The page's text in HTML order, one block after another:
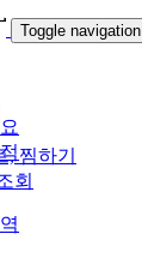
Toggle navigation